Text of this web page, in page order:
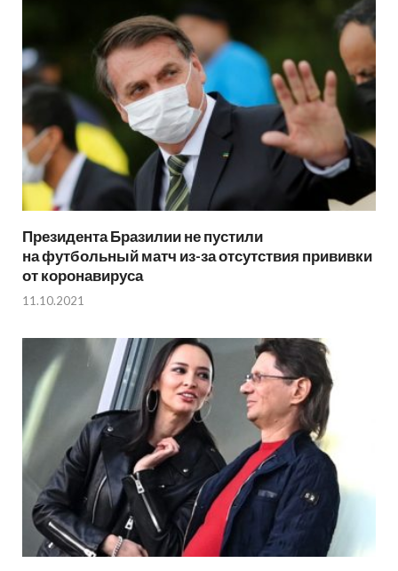
Президента Бразилии не пустили
на футбольный матч из-за отсутствия прививки
от коронавируса
11.10.2021